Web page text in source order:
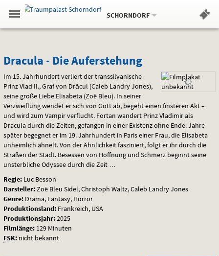
Springe
zum
,zum
.
Navigation
Gehe
zur
Standortauswahl
Standort:
SCHORNDORF.
Hinweis
Dracula
-
Die
Auferstehung
Dracula - Die Auferstehung
Im 15. Jahrhundert verliert der transsilvanische
Prinz Vlad II., Graf von Drăcul (Caleb Landry Jones),
seine große Liebe Elisabeta (Zoë Bleu). In seiner
Verzweiflung wendet er sich von Gott ab, begeht einen finsteren Akt –
und wird zum Vampir verflucht. Fortan wandert Prinz Vladimir als
Dracula durch die Zeiten, gefangen in einer Existenz ohne Ende. Jahre
später begegnet er im 19. Jahrhundert in Paris einer Frau, die Elisabeta
unheimlich ähnelt. Von der Ähnlichkeit fasziniert, folgt er ihr durch die
Straßen der Stadt. Besessen von Hoffnung und Schmerz beginnt seine
unsterbliche Odyssee durch die Zeit …
Regie: Luc Besson
Darsteller: Zoë Bleu Sidel, Christoph Waltz, Caleb Landry Jones
Genre: Drama, Fantasy, Horror
Produktionsland: Frankreich, USA
Produktionsjahr:2025
Filmlänge: 129 Minuten
FSK: nicht bekannt